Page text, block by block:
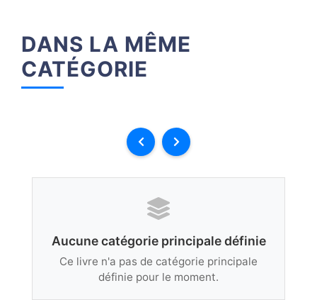
DANS LA MÊME
CATÉGORIE
Aucune catégorie principale définie
Ce livre n'a pas de catégorie principale
définie pour le moment.